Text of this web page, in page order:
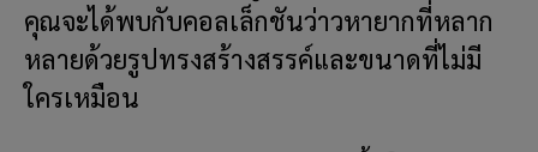
คุณจะได้พบกับคอลเล็กชันว่าวหายากที่หลาก
หลายด้วยรูปทรงสร้างสรรค์และขนาดที่ไม่มี
ใครเหมือน